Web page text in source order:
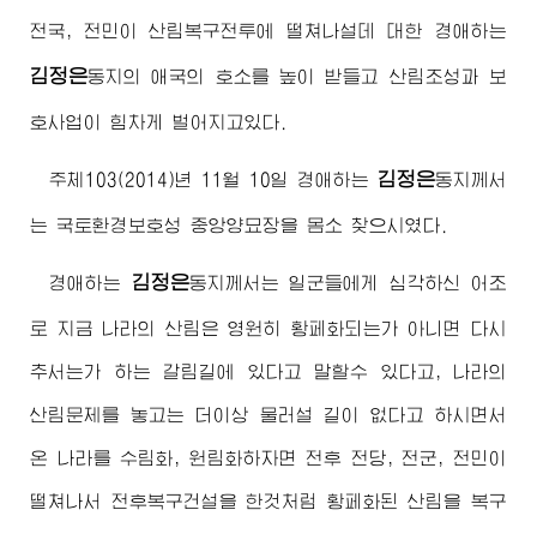
전국, 전민이 산림복구전투에 떨쳐나설데 대한 경애하는
김정은동지 의 애국의 호소를 높이 받들고 산림조성과 보
호사업이 힘차게 벌어지고있다.
주체103(2014)년 11월 10일 경애하는 김정은동지 께서
는 국토환경보호성 중앙양묘장을 몸소 찾으시였다.
경애하는 김정은동지 께서는 일군들에게 심각하신 어조
로 지금 나라의 산림은 영원히 황페화되는가 아니면 다시
추서는가 하는 갈림길에 있다고 말할수 있다고, 나라의
산림문제를 놓고는 더이상 물러설 길이 없다고 하시면서
온 나라를 수림화, 원림화하자면 전후 전당, 전군, 전민이
떨쳐나서 전후복구건설을 한것처럼 황페화된 산림을 복구